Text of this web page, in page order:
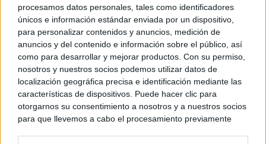
procesamos datos personales, tales como identificadores
únicos e información estándar enviada por un dispositivo,
para personalizar contenidos y anuncios, medición de
anuncios y del contenido e información sobre el público, así
como para desarrollar y mejorar productos. Con su permiso,
nosotros y nuestros socios podemos utilizar datos de
localización geográfica precisa e identificación mediante las
características de dispositivos. Puede hacer clic para
otorgarnos su consentimiento a nosotros y a nuestros socios
para que llevemos a cabo el procesamiento previamente